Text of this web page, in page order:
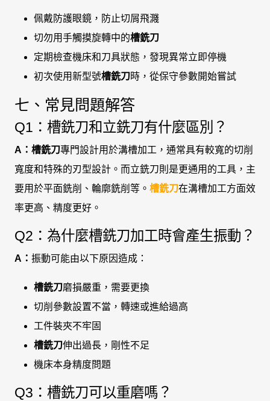
佩戴防護眼鏡，防止切屑飛濺
切勿用手觸摸旋轉中的槽銑刀
定期檢查機床和刀具狀態，發現異常立即停機
初次使用新型號槽銑刀時，從保守參數開始嘗試
七、常見問題解答
Q1：槽銑刀和立銑刀有什麼區別？
A： 槽銑刀專門設計用於溝槽加工，通常具有較寬的切削
寬度和特殊的刃型設計。而立銑刀則是更通用的工具，主
要用於平面銑削、輪廓銑削等。 槽銑刀在溝槽加工方面效
率更高、精度更好。
Q2：為什麼槽銑刀加工時會產生振動？
A： 振動可能由以下原因造成：
槽銑刀磨損嚴重，需要更換
切削參數設置不當，轉速或進給過高
工件裝夾不牢固
槽銑刀伸出過長，剛性不足
機床本身精度問題
Q3：槽銑刀可以重磨嗎？